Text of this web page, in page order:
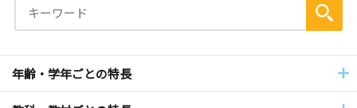
年齢・学年ごとの特長